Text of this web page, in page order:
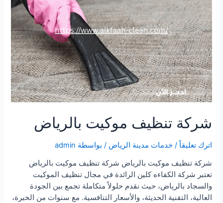
شركة تنظيف موكيت بالرياض
اترك تعليقاً /خدمات مدينة الرياض / بواسطة admin
شركة تنظيف موكيت بالرياض شركة تنظيف موكيت بالرياض
تعتبر شركة الكفاءه كلين الرائدة في مجال تنظيف الموكيت
والسجاد بالرياض، حيث نقدم حلولاً متكاملة تجمع بين الجودة
العالية، التقنية الحديثة، والأسعار التنافسية. مع سنوات من الخبرة،